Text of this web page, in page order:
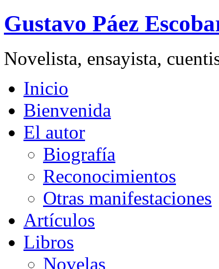
Gustavo Páez
Novelista, ensayista,
Inicio
Bienvenida
El autor
Biografía
Reconocimientos
Otras manifestaciones
Artículos
Libros
Novelas